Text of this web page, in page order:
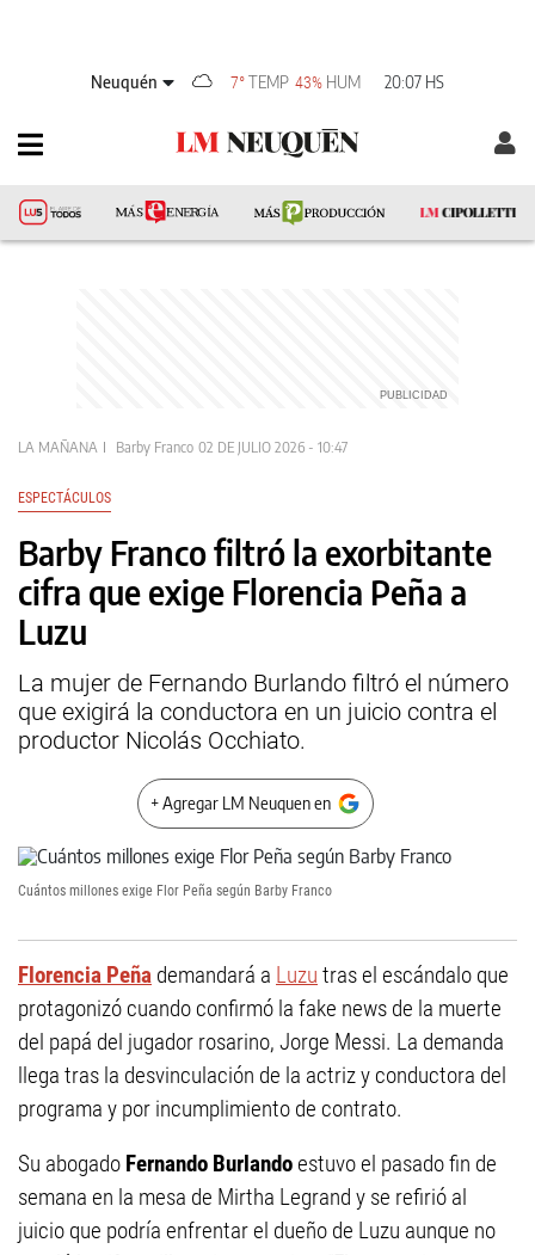
Neuquén 7° TEMP 43% HUM 20:07 HS
LA MAÑANA Barby Franco 02 DE JULIO 2026 - 10:47
ESPECTÁCULOS
Barby Franco filtró la exorbitante
cifra que exige Florencia Peña a
Luzu
La mujer de Fernando Burlando filtró el número
que exigirá la conductora en un juicio contra el
productor Nicolás Occhiato.
+ Agregar LM Neuquen en
Cuántos millones exige Flor Peña según Barby Franco
Florencia Peña demandará a Luzu tras el escándalo que
protagonizó cuando confirmó la fake news de la muerte
del papá del jugador rosarino, Jorge Messi. La demanda
llega tras la desvinculación de la actriz y conductora del
programa y por incumplimiento de contrato.
Su abogado Fernando Burlandoestuvo el pasado fin de
semana en la mesa de Mirtha Legrand y se refirió al
juicio que podría enfrentar el dueño de Luzu aunque no